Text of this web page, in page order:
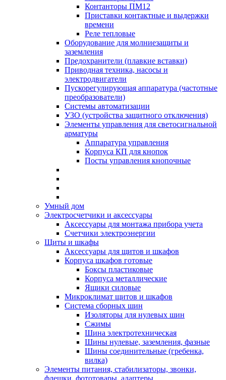
Контанторы ПМ12
Приставки контактные и выдержки
времени
Реле тепловые
Оборудование для молниезащиты и
заземления
Предохранители (плавкие вставки)
Приводная техника, насосы и
электродвигатели
Пускорегулирующая аппаратура (частотные
преобразователи)
Системы автоматизации
УЗО (устройства защитного отключения)
Элементы управления для светосигнальной
арматуры
Аппаратура управления
Корпуса КП для кнопок
Посты управления кнопочные
Умный дом
Электросчетчики и аксессуары
Аксессуары для монтажа прибора учета
Счетчики электроэнергии
Щиты и шкафы
Аксессуары для щитов и шкафов
Корпуса шкафов готовые
Боксы пластиковые
Корпуса металлические
Ящики силовые
Микроклимат щитов и шкафов
Система сборных шин
Изоляторы для нулевых шин
Сжимы
Шина электротехническая
Шины нулевые, заземления, фазные
Шины соединительные (гребенка,
вилка)
Элементы питания, стабилизаторы, звонки,
флешки, фототовары, адаптеры